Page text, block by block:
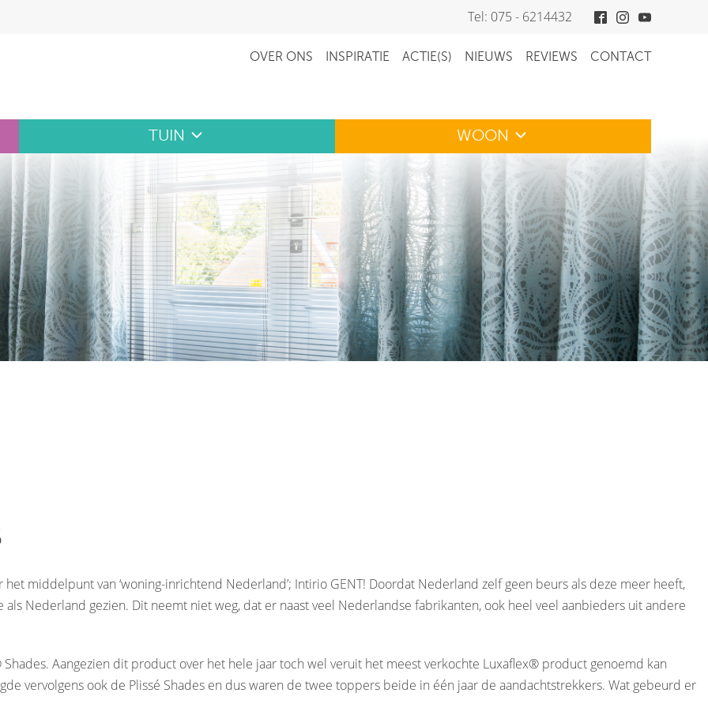
Tel: 075 - 6214432
OVER ONS INSPIRATIE ACTIE(S) NIEUWS REVIEWS CONTACT
TUIN WOON
middelpunt van ‘woning-inrichtend Nederland’; Intirio GENT! Doordat Nederland zelf geen beurs als deze meer heeft,
Nederland gezien. Dit neemt niet weg, dat er naast veel Nederlandse fabrikanten, ook heel veel aanbieders uit andere
Aangezien dit product over het hele jaar toch wel veruit het meest verkochte Luxaflex® product genoemd kan
vervolgens ook de Plissé Shades en dus waren de twee toppers beide in één jaar de aandachtstrekkers. Wat gebeurd er